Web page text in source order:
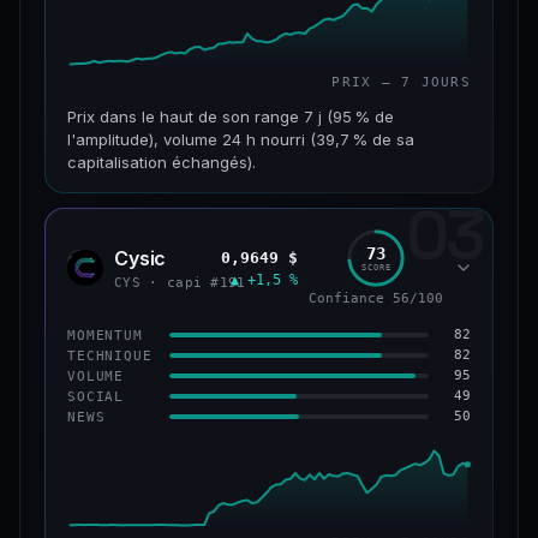
PRIX — 7 JOURS
Prix dans le haut de son range 7 j (95 % de
l'amplitude), volume 24 h nourri (39,7 % de sa
capitalisation échangés).
CAP. MARCHÉ VOLUME 24 H
VAR. 7 J VAR. 30 J
+203,1 %
VS ATH
−86,3 % #235
CONFIANCE 67/100
03
CYS Cysic
CYS · capi #191
0,9649 $
▲ +1,5 %
73
SCORE
Confiance 56/100
MOMENTUM 82
TECHNIQUE 82
VOLUME 95
SOCIAL 49
NEWS 50